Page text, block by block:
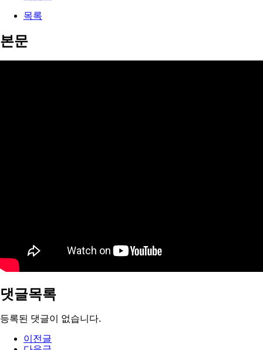
목록
본문
댓글목록
등록된 댓글이 없습니다.
이전글